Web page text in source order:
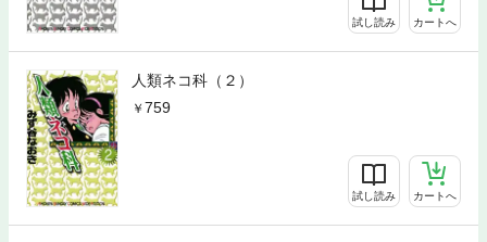
試し読み カートへ
人類ネコ科（２）
759
試し読み カートへ